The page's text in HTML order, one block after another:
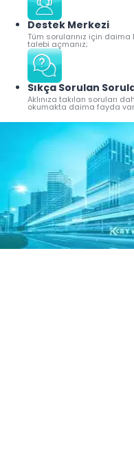
Destek Merkezi
Tüm sorularınız için
talebi açmanız;
Sıkça Sorulan
Aklınıza takılan soruları
okumakta daima fayda